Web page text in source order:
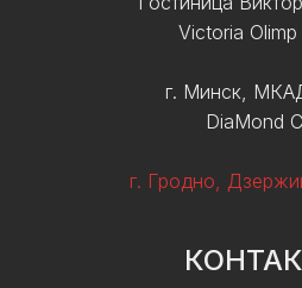
Victoria
г. Минск,
DiaMond
г. Гродно,